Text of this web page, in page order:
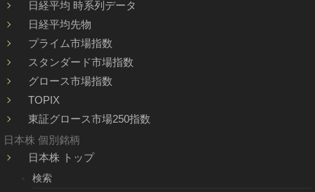
日経平均 時系列データ
日経平均先物
プライム市場指数
スタンダード市場指数
グロース市場指数
TOPIX
東証グロース市場250指数
日本株 個別銘柄
日本株 トップ
検索